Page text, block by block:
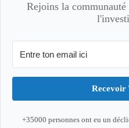
Rejoins la
Recevoir
+35000 personnes ont eu un